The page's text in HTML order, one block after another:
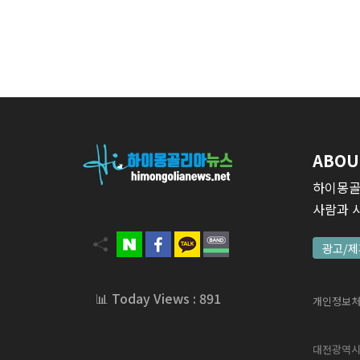
📊 Today Views : 891
하이몽
사람과
광고/
개인정보
대전광역